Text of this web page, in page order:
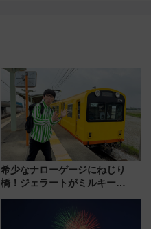
希少なナローゲージにねじり
橋！ジェラートがミルキー
278回目の舞台は「三岐鉄道北